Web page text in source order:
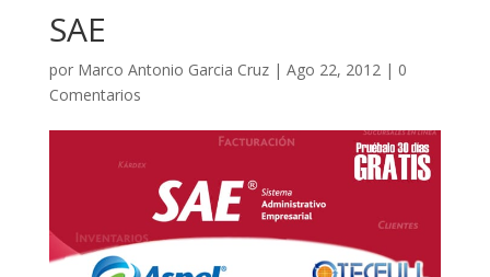
SAE
por Marco Antonio Garcia Cruz| Ago 22, 2012| 0
Comentarios